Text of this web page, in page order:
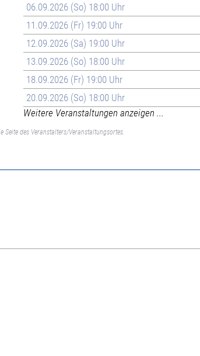
06.09.2026 (So) 18:00 Uhr
11.09.2026 (Fr) 19:00 Uhr
12.09.2026 (Sa) 19:00 Uhr
13.09.2026 (So) 18:00 Uhr
18.09.2026 (Fr) 19:00 Uhr
20.09.2026 (So) 18:00 Uhr
Weitere Veranstaltungen anzeigen ...
des Veranstalters/Veranstaltungsortes.